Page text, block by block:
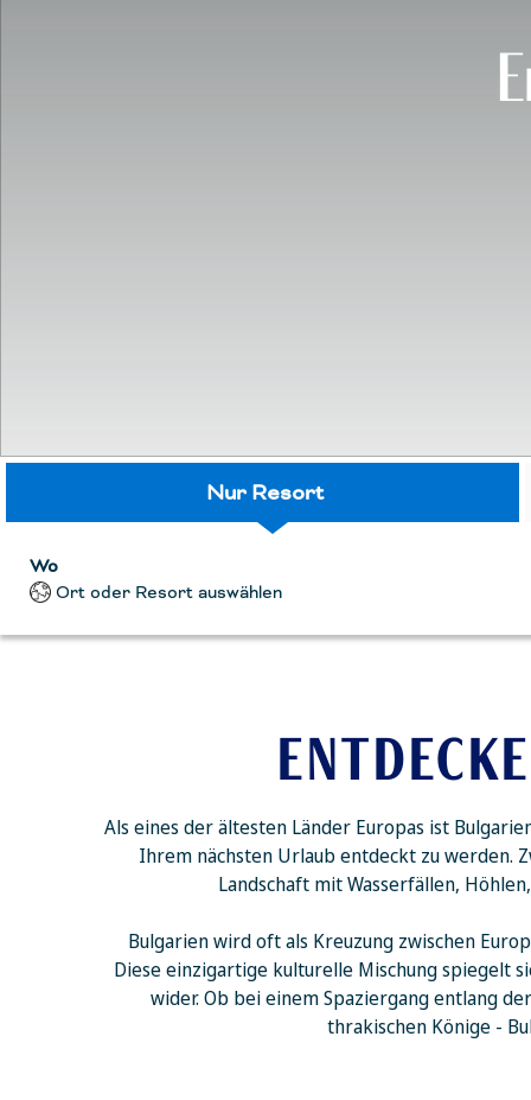
Nur Resort
Wo
Ort oder Resort auswählen
Als eines der ältesten Länder Europas ist
Ihrem nächsten Urlaub entdeckt zu werden.
Landschaft mit Wasserfällen,
Bulgarien wird oft als Kreuzung zwischen
Diese einzigartige kulturelle Mischung spiegelt
wider. Ob bei einem Spaziergang entlang
thrakischen Könige -